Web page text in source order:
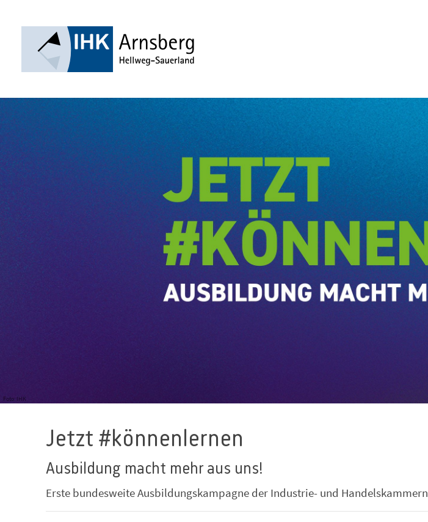
Foto: IHK
Jetzt #könnenlernen
Ausbildung macht mehr aus uns!
Erste bundesweite Ausbildungskampagne der Industrie- und Handelskammern